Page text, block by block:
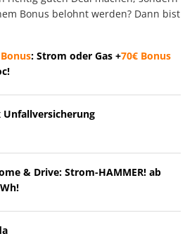
Bonus belohnt werden? Dann bist
Bonus: Strom oder Gas +70€ Bonus
Unfallversicherung
& Drive: Strom-HAMMER! ab